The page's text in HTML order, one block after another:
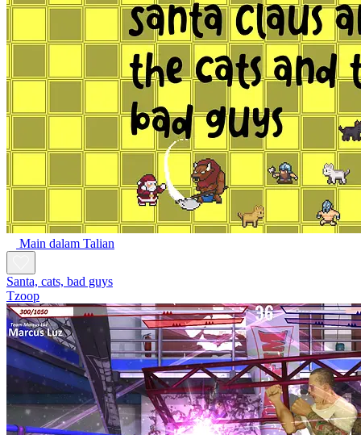
Main dalam Talian
Santa, cats, bad guys
Tzoop